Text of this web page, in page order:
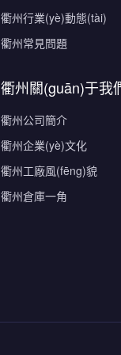
衢州行業(yè)動態(tài)
衢州常見問題
衢州關(guān)于我
衢州公司簡介
衢州企業(yè)文化
衢州工廠風(fēng)貌
衢州倉庫一角